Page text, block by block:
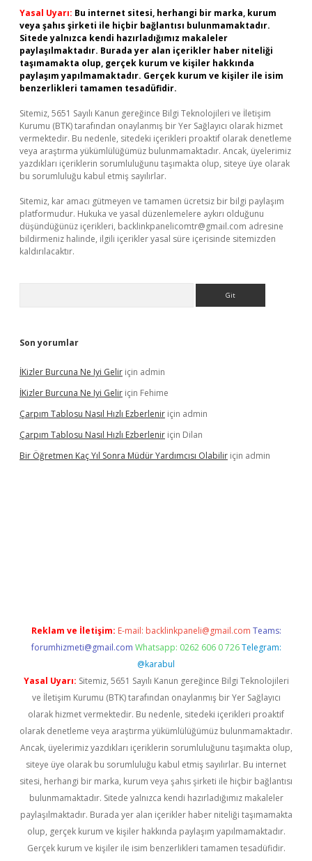
Yasal Uyarı: Bu internet sitesi, herhangi bir marka, kurum
veya şahıs şirketi ile hiçbir bağlantısı bulunmamaktadır.
Sitede yalnızca kendi hazırladığımız makaleler
paylaşılmaktadır. Burada yer alan içerikler haber niteliği
taşımamakta olup, gerçek kurum ve kişiler hakkında
paylaşım yapılmamaktadır. Gerçek kurum ve kişiler ile isim
benzerlikleri tamamen tesadüfidir.
Sitemiz, 5651 Sayılı Kanun gereğince Bilgi Teknolojileri ve İletişim
Kurumu (BTK) tarafından onaylanmış bir Yer Sağlayıcı olarak hizmet
vermektedir. Bu nedenle, sitedeki içerikleri proaktif olarak denetleme
veya araştırma yükümlülüğümüz bulunmamaktadır. Ancak, üyelerimiz
yazdıkları içeriklerin sorumluluğunu taşımakta olup, siteye üye olarak
bu sorumluluğu kabul etmiş sayılırlar.
Sitemiz, kar amacı gütmeyen ve tamamen ücretsiz bir bilgi paylaşım
platformudur. Hukuka ve yasal düzenlemelere aykırı olduğunu
düşündüğünüz içerikleri, backlinkpanelicomtr@gmail.com adresine
bildirmeniz halinde, ilgili içerikler yasal süre içerisinde sitemizden
kaldırılacaktır.
Son yorumlar
İKizler Burcuna Ne Iyi Gelir için admin
İKizler Burcuna Ne Iyi Gelir için Fehime
Çarpım Tablosu Nasıl Hızlı Ezberlenir için admin
Çarpım Tablosu Nasıl Hızlı Ezberlenir için Dilan
Bir Öğretmen Kaç Yıl Sonra Müdür Yardımcısı Olabilir için admin
Reklam ve İletişim: E-mail: backlinkpaneli@gmail.com Teams:
forumhizmeti@gmail.com Whatsapp: 0262 606 0 726 Telegram:
@karabul
Yasal Uyarı: Sitemiz, 5651 Sayılı Kanun gereğince Bilgi Teknolojileri
ve İletişim Kurumu (BTK) tarafından onaylanmış bir Yer Sağlayıcı
olarak hizmet vermektedir. Bu nedenle, sitedeki içerikleri proaktif
olarak denetleme veya araştırma yükümlülüğümüz bulunmamaktadır.
Ancak, üyelerimiz yazdıkları içeriklerin sorumluluğunu taşımakta olup,
siteye üye olarak bu sorumluluğu kabul etmiş sayılırlar. Bu internet
sitesi, herhangi bir marka, kurum veya şahıs şirketi ile hiçbir bağlantısı
bulunmamaktadır. Sitede yalnızca kendi hazırladığımız makaleler
paylaşılmaktadır. Burada yer alan içerikler haber niteliği taşımamakta
olup, gerçek kurum ve kişiler hakkında paylaşım yapılmamaktadır.
Gerçek kurum ve kişiler ile isim benzerlikleri tamamen tesadüfidir.